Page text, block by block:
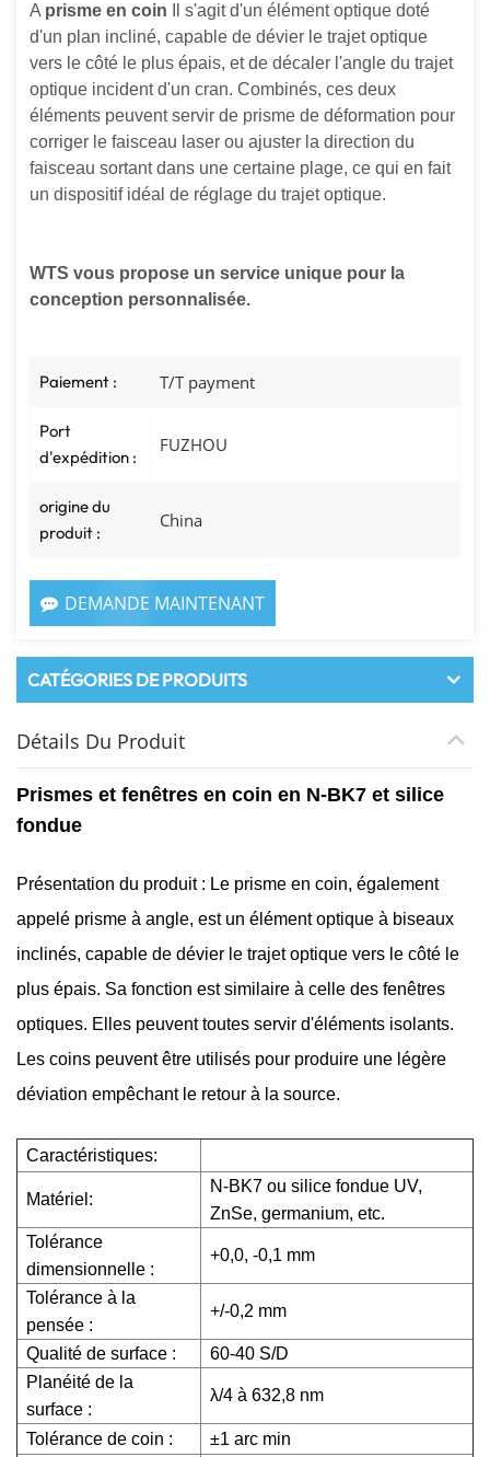
A prisme en coin
Il s'agit d'un élément optique doté
d'un plan incliné, capable de dévier le trajet optique
vers le côté le plus épais, et de décaler l'angle du trajet
optique incident d'un cran. Combinés, ces deux
éléments peuvent servir de prisme de déformation pour
corriger le faisceau laser ou ajuster la direction du
faisceau sortant dans une certaine plage, ce qui en fait
un dispositif idéal de réglage du trajet optique.
WTS vous propose un service unique pour la
conception personnalisée.
Paiement : T/T payment
Port
d'expédition :
FUZHOU
origine du
produit :
China
DEMANDE MAINTENANT
CATÉGORIES DE PRODUITS
Détails Du Produit
Prismes et fenêtres en coin en N-BK7 et silice
fondue
Présentation du produit : Le prisme en coin, également
appelé prisme à angle, est un élément optique à biseaux
inclinés, capable de dévier le trajet optique vers le côté le
plus épais. Sa fonction est similaire à celle des fenêtres
optiques. Elles peuvent toutes servir d'éléments isolants.
Les coins peuvent être utilisés pour produire une légère
déviation empêchant le retour à la source.
Caractéristiques:
Matériel:
N-BK7 ou silice fondue UV,
ZnSe, germanium, etc.
Tolérance
dimensionnelle :
+0,0, -0,1 mm
Tolérance à la
pensée :
+/-0,2 mm
Qualité de surface :
60-40 S/D
Planéité de la
surface :
λ/4 à 632,8 nm
Tolérance de coin : ±1 arc min